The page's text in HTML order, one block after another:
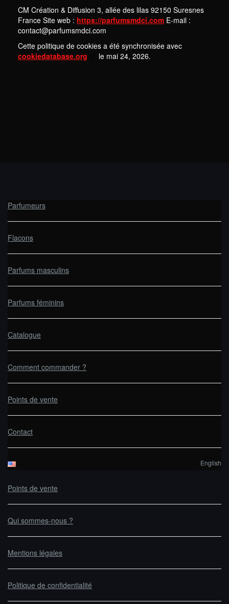
CM Création & Diffusion 3, allée des lilas 92150 Suresnes
France Site web : https://parfumsmdci.com E-mail :
contact@parfumsmdci.com
Cette politique de cookies a été synchronisée avec
cookiedatabase.org
le mai 24, 2026.
Parfumeurs
Flacons
Parfums masculins
Parfums féminins
Catalogue
Comment commander ?
Points de vente
Contact
English
Points de vente
Qui sommes-nous ?
Mentions légales
Politique de confidentialité